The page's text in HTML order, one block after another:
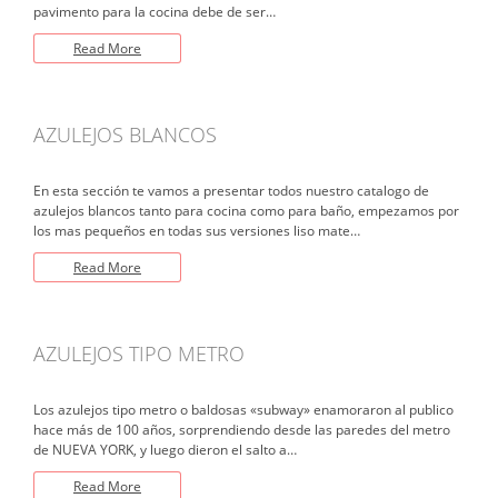
pavimento para la cocina debe de ser…
Read More
AZULEJOS BLANCOS
En esta sección te vamos a presentar todos nuestro catalogo de
azulejos blancos tanto para cocina como para baño, empezamos por
los mas pequeños en todas sus versiones liso mate…
Read More
AZULEJOS TIPO METRO
Los azulejos tipo metro o baldosas «subway» enamoraron al publico
hace más de 100 años, sorprendiendo desde las paredes del metro
de NUEVA YORK, y luego dieron el salto a…
Read More